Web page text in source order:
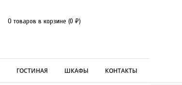
0 товаров в корзине (0₽)
ГОСТИНАЯ ШКАФЫ КОНТАКТЫ